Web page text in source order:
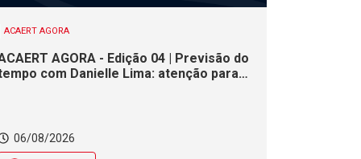
ACAERT AGORA
AGORA - Edição 04 | Previsão do
com Danielle Lima: atenção para
06/08/2026